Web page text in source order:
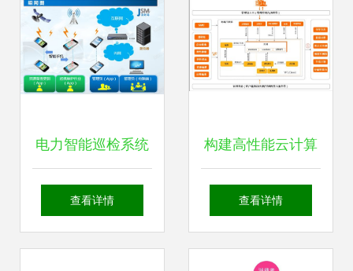
电力智能巡检系统
与GPS巡线系统
查看详情
构建高性能云计算
环境下的主动防御
查看详情